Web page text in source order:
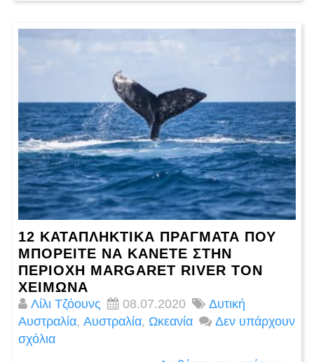
12 ΚΑΤΑΠΛΗΚΤΙΚΆ ΠΡΆΓΜΑΤΑ ΠΟΥ
ΜΠΟΡΕΊΤΕ ΝΑ ΚΆΝΕΤΕ ΣΤΗΝ
ΠΕΡΙΟΧΉ MARGARET RIVER ΤΟΝ
ΧΕΙΜΏΝΑ
Λίλι Τζόουνς 08.07.2020
Δυτική
Αυστραλία, Αυστραλία, Ωκεανία
Δεν υπάρχουν
σχόλια